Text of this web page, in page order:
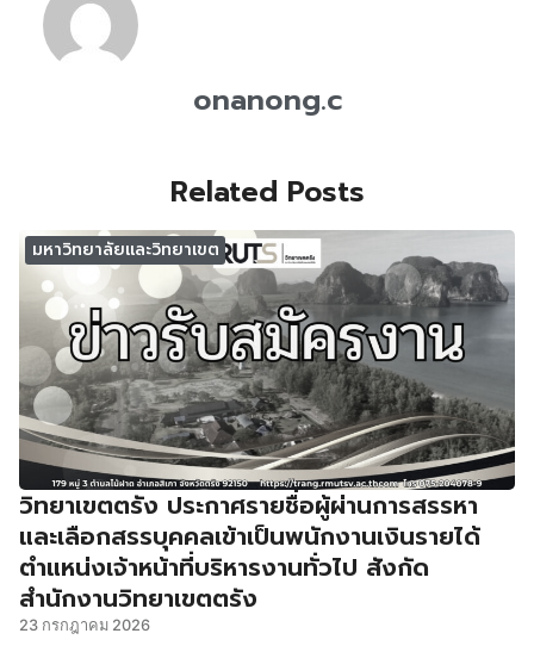
onanong.c
Related Posts
มหาวิทยาลัยและวิทยาเขต
วิทยาเขตตรัง ประกาศรายชื่อผู้ผ่านการสรรหา
และเลือกสรรบุคคลเข้าเป็นพนักงานเงินรายได้
ตำแหน่งเจ้าหน้าที่บริหารงานทั่วไป สังกัด
สำนักงานวิทยาเขตตรัง
23 กรกฎาคม 2026